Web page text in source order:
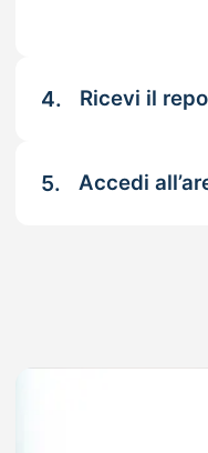
4. Ricevi il
5. Accedi